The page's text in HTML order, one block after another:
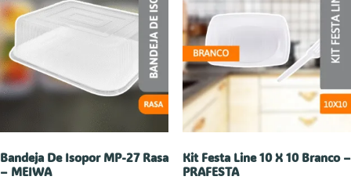
Bandeja De Isopor MP-27 Rasa
– MEIWA
Kit Festa Line 10 X 10 Branco –
PRAFESTA